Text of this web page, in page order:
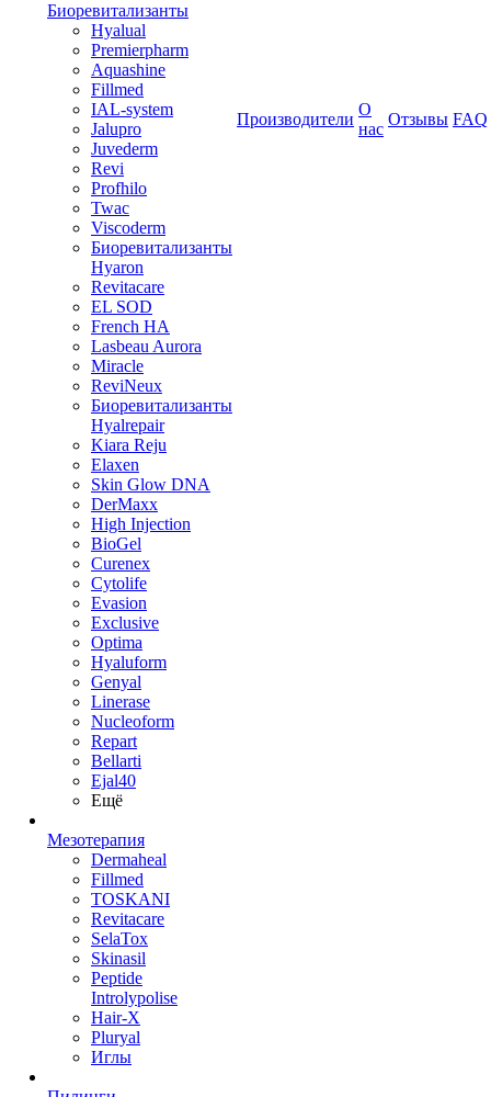
Биоревитализанты
Hyalual
Premierpharm
Aquashine
Fillmed
IAL-system
Jalupro
Juvederm
Revi
Profhilo
Twac
Viscoderm
Биоревитализанты
Hyaron
Revitacare
EL SOD
French HA
Lasbeau Aurora
Miracle
ReviNeux
Биоревитализанты
Hyalrepair
Kiara Reju
Elaxen
Skin Glow DNA
DerMaxx
High Injection
BioGel
Curenex
Cytolife
Evasion
Exclusive
Optima
Hyaluform
Genyal
Linerase
Nucleoform
Repart
Bellarti
Ejal40
Ещё
Мезотерапия
Dermaheal
Fillmed
TOSKANI
Revitacare
SelaTox
Skinasil
Peptide
Introlypolise
Hair-X
Pluryal
Иглы
Производители
О
нас
Отзывы FAQ